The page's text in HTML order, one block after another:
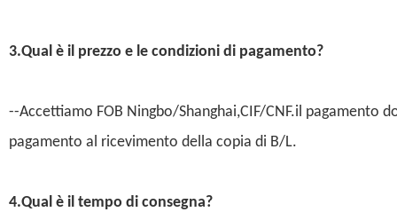
3.Qual è il prezzo e le condizioni di pagamento?
--Accettiamo FOB Ningbo/Shanghai,CIF/CNF.il pagamento
pagamento al ricevimento della copia di B/L.
4.Qual è il tempo di consegna?